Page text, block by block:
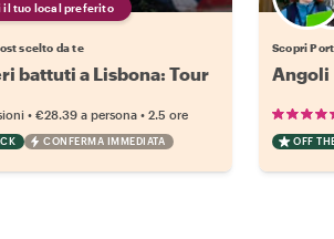
il tuo local preferito
scelto da te
battuti a Lisbona: Tour
• €28.39 a persona • 2.5 ore
CONFERMA IMMEDIATA
Scopri
Angoli
OFF